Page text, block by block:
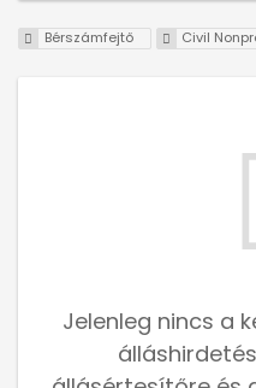
Bérszámfejtő Civil
Jelenleg nincs a